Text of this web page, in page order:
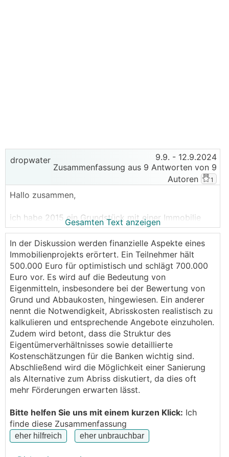
dropwater 9.9. - 12.9.2024
Zusammenfassung aus 9 Antworten von 9
Autoren
1
Hallo zusammen,
ich habe 2015 ein Grundstück mit einer Immobilie
geerbt, und jetzt stehe ich vor der Frage, ob eine
Finanzierung für einen Neubau realistisch ist. Hier ein
paar Eckdaten:
Grundstück: ca. 2000 m², mitten im Ort (Zentral-
Oberösterreich)
Aktueller Bestand: Mehrparteienhaus mit ca. 600
m² Wohnfläche, bewohnt von mir, meiner Frau und
meinen Eltern
Sanierung: Wurde vom Baumeister
ausgeschlossen, da zu teuer und zeitaufwendig
Plan: Neubau im Hof, wobei Teile des aktuellen
Hauses (Nebengebäude, 2 Hallen) abgerissen
werden sollen. Der Architekt hat es so geplant,
dass das Grundstück in Zukunft in zwei Parzellen
(je 1000 m²) geteilt werden kann.
Einkommen: Haushaltseinkommen liegt bei ca.
6200 € im Monat
Kostenschätzung: Für den Neubau (150 m², inkl.
Gesamten Text anzeigen
In der Diskussion werden finanzielle Aspekte eines
Immobilienprojekts erörtert. Ein Teilnehmer hält
500.000 Euro für optimistisch und schlägt 700.000
Euro vor. Es wird auf die Bedeutung von
Eigenmitteln, insbesondere bei der Bewertung von
Grund und Abbaukosten, hingewiesen. Ein anderer
nennt die Notwendigkeit, Abrisskosten realistisch zu
kalkulieren und entsprechende Angebote einzuholen.
Zudem wird betont, dass die Struktur des
Eigentümerverhältnisses sowie detaillierte
Kostenschätzungen für die Banken wichtig sind.
Abschließend wird die Möglichkeit einer Sanierung
als Alternative zum Abriss diskutiert, da dies oft
mehr Förderungen erwarten lässt.
Bitte helfen Sie uns mit einem kurzen Klick: Ich
finde diese Zusammenfassung